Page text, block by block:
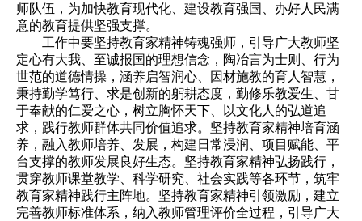
师队伍，为加快教育现代化、建设教育强国、办好人民满
意的教育提供坚强支撑。
工作中要坚持教育家精神铸魂强师，引导广大教师坚
定心有大我、至诚报国的理想信念，陶冶言为士则、行为
世范的道德情操，涵养启智润心、因材施教的育人智慧，
秉持勤学笃行、求是创新的躬耕态度，勤修乐教爱生、甘
于奉献的仁爱之心，树立胸怀天下、以文化人的弘道追
求，践行教师群体共同价值追求。坚持教育家精神培育涵
养，融入教师培养、发展，构建日常浸润、项目赋能、平
台支撑的教师发展良好生态。坚持教育家精神弘扬践行，
贯穿教师课堂教学、科学研究、社会实践等各环节，筑牢
教育家精神践行主阵地。坚持教育家精神引领激励，建立
完善教师标准体系，纳入教师管理评价全过程，引导广大